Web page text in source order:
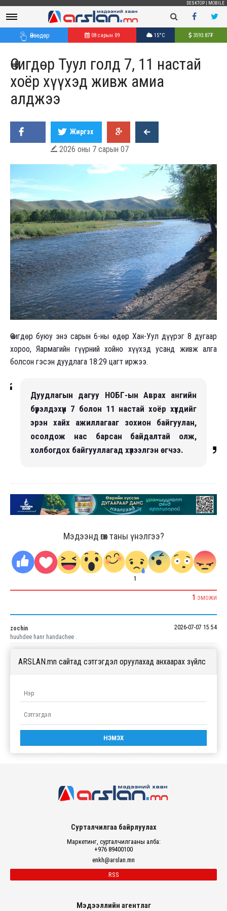
DESKTOP MOBILE
Өнөөдөр 08 сарын 09 15°C 3593.87₮
Өчигдөр Туул голд 7, 11 настай
хоёр хүүхэд живж амиа
алджээ
Жиргэх
 2026 оны 7 сарын 07
Өчигдөр буюу энэ сарын 6-ны өдөр Хан-Уул дүүрэг 8 дугаар
хороо, Яармагийн гүүрний хойно хүүхэд усанд живж алга
болсон гэсэн дуудлага 18:29 цагт иржээ.
Дуудлагын дагуу НОБГ-ын Аврах ангийн
бүрэлдэхүүн 7 болон 11 настай хоёр хүүхдийг
эрэн хайх ажиллагааг зохион байгуулан,
осолдож нас барсан байдалтай олж,
холбогдох байгууллагад хүлээлгэн өгчээ.
Мэдээнд өгөх таны үнэлгээ?
1
1 ЭМОЖИ
zochin
2026-07-07 15:54
huuhdee hanr handachee .
ARSLAN.mn сайтад сэтгэгдэл оруулахад анхаарах зүйлс
Сурталчилгаа байрлуулах
Маркетинг, сурталчилгааны алба:
+976 89400100
enkh@arslan.mn
RSS
Мэдээллийн агентлаг